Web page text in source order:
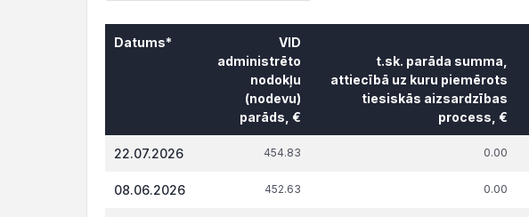
Datums*
VID
administrēto
nodokļu
(nodevu)
parāds, €
t.sk. parāda summa,
attiecībā uz kuru piemērots
tiesiskās aizsardzības
process, €
nodokļu
tiesiskās aizsardzības
22.07.2026 454.83 0.00
08.06.2026 452.63 0.00